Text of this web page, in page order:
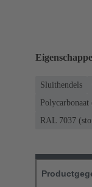
Sluithendels
RAL 7037